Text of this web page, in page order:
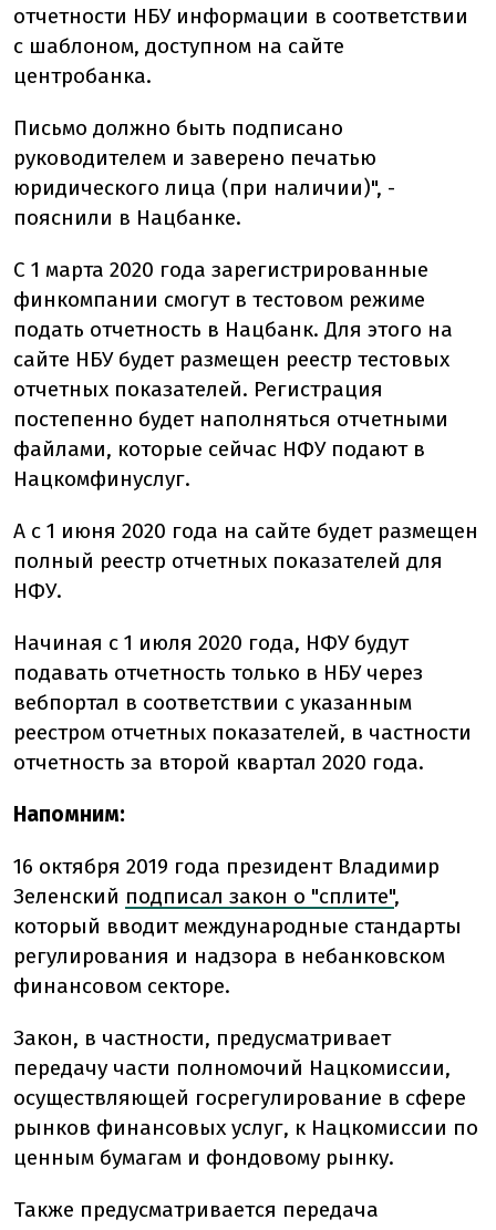
отчетности НБУ информации в соответствии
с шаблоном, доступном на сайте
центробанка.
Письмо должно быть подписано
руководителем и заверено печатью
юридического лица (при наличии)", -
пояснили в Нацбанке.
С 1 марта 2020 года зарегистрированные
финкомпании смогут в тестовом режиме
подать отчетность в Нацбанк. Для этого на
сайте НБУ будет размещен реестр тестовых
отчетных показателей. Регистрация
постепенно будет наполняться отчетными
файлами, которые сейчас НФУ подают в
Нацкомфинуслуг.
А с 1 июня 2020 года на сайте будет размещен
полный реестр отчетных показателей для
НФУ.
Начиная с 1 июля 2020 года, НФУ будут
подавать отчетность только в НБУ через
вебпортал в соответствии с указанным
реестром отчетных показателей, в частности
отчетность за второй квартал 2020 года.
Напомним:
16 октября 2019 года президент Владимир
Зеленский подписал закон о "сплите",
который вводит международные стандарты
регулирования и надзора в небанковском
финансовом секторе.
Закон, в частности, предусматривает
передачу части полномочий Нацкомиссии,
осуществляющей госрегулирование в сфере
рынков финансовых услуг, к Нацкомиссии по
ценным бумагам и фондовому рынку.
Также предусматривается передача